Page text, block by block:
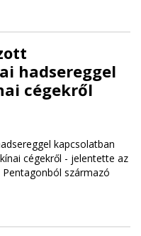
hadsereggel
cégekről
kapcsolatban
cégekről - jelentette az
származó